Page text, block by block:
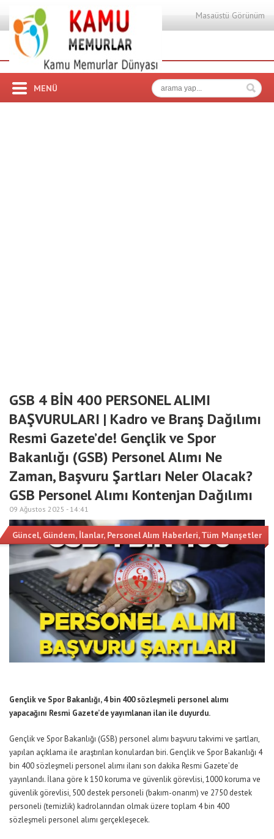
Masaüstü Görünüm
MENÜ
GSB 4 BİN 400 PERSONEL ALIMI
BAŞVURULARI | Kadro ve Branş Dağılımı
Resmi Gazete’de! Gençlik ve Spor
Bakanlığı (GSB) Personel Alımı Ne
Zaman, Başvuru Şartları Neler Olacak?
GSB Personel Alımı Kontenjan Dağılımı
09 Ağustos 2025 - 14:41
Güncel, Gündem, İlanlar, Personel Alım Haberleri,Tüm Manşetler
Gençlik ve Spor Bakanlığı, 4 bin 400 sözleşmeli personel alımı
yapacağını Resmi Gazete’de yayımlanan ilan ile duyurdu.
Gençlik ve Spor Bakanlığı (GSB) personel alımı başvuru takvimi ve şartları,
yapılan açıklama ile araştırılan konulardan biri. Gençlik ve Spor Bakanlığı 4
bin 400 sözleşmeli personel alımı ilanı son dakika Resmi Gazete’de
yayınlandı. İlana göre k 150 koruma ve güvenlik görevlisi, 1000 koruma ve
güvenlik görevlisi, 500 destek personeli (bakım-onarım) ve 2750 destek
personeli (temizlik) kadrolarından olmak üzere toplam 4 bin 400
sözleşmeli personel alımı gerçekleşecek.